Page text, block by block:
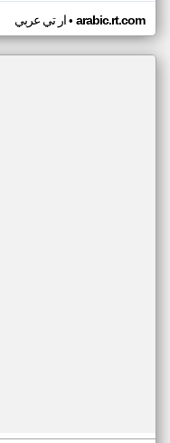
ار تي عربي• arabic.rt.com